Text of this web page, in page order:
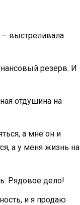
выстреливала
резерв. И
отдушина на
а мне он и
а у меня жизнь на
Рядовое дело!
и я продаю